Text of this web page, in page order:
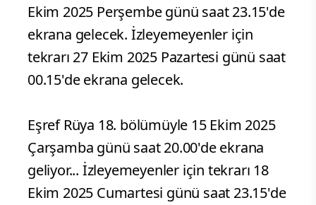
Ekim 2025 Perşembe günü saat 23.15'de
ekrana gelecek. İzleyemeyenler için
tekrarı 27 Ekim 2025 Pazartesi günü saat
00.15'de ekrana gelecek.
Eşref Rüya 18. bölümüyle 15 Ekim 2025
Çarşamba günü saat 20.00'de ekrana
geliyor... İzleyemeyenler için tekrarı 18
Ekim 2025 Cumartesi günü saat 23.15'de